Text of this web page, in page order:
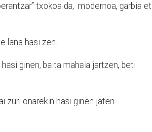
txokoa da, modernoa, garbia
lana hasi zen.
ginen, baita mahaia jartzen, beti
zuri onarekin hasi ginen jaten